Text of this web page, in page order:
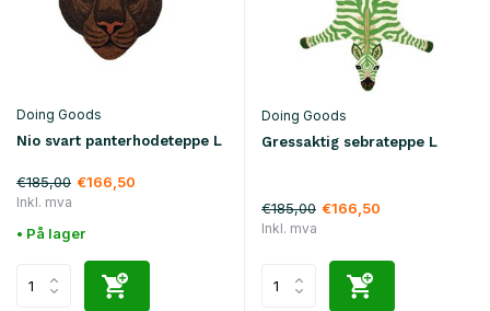
Doing Goods
Nio svart panterhodeteppe L
€185,00 €166,50
Inkl. mva
• På lager
Doing Goods
Gressaktig sebrateppe L
€185,00 €166,50
Inkl. mva